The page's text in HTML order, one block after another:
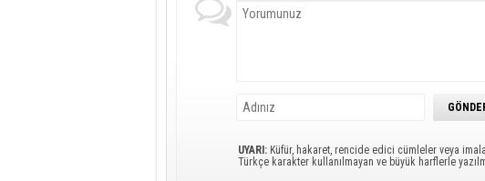
UYARI: Küfür, hakaret, rencide edici cümleler veya
Türkçe karakter kullanılmayan ve büyük harflerle